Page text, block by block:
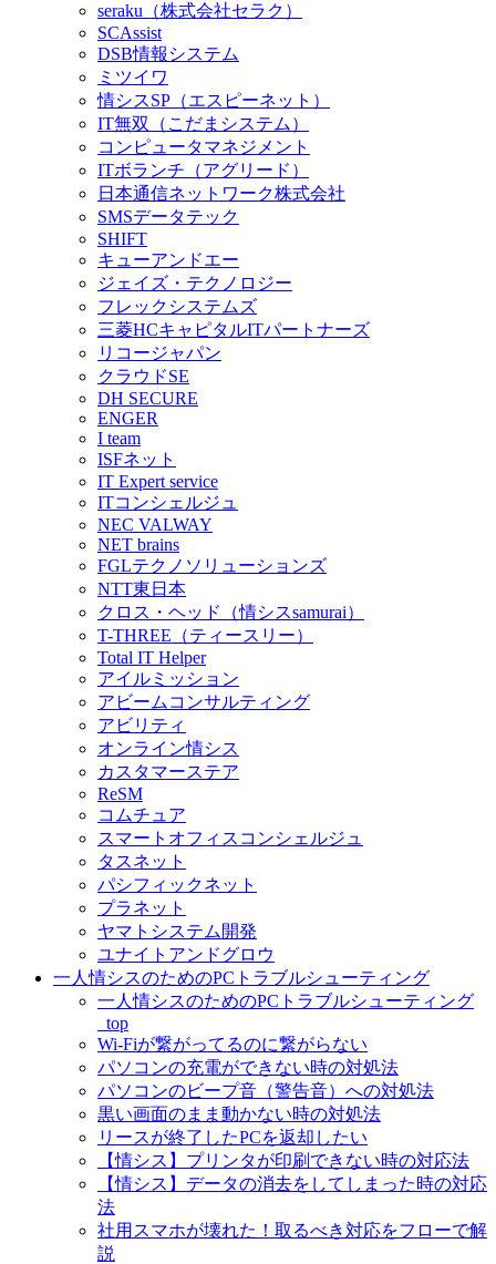
seraku（株式会社セラク）
SCAssist
DSB情報システム
ミツイワ
情シスSP（エスピーネット）
IT無双（こだまシステム）
コンピュータマネジメント
ITボランチ（アグリード）
日本通信ネットワーク株式会社
SMSデータテック
SHIFT
キューアンドエー
ジェイズ・テクノロジー
フレックシステムズ
三菱HCキャピタルITパートナーズ
リコージャパン
クラウドSE
DH SECURE
ENGER
I team
ISFネット
IT Expert service
ITコンシェルジュ
NEC VALWAY
NET brains
FGLテクノソリューションズ
NTT東日本
クロス・ヘッド（情シスsamurai）
T-THREE（ティースリー）
Total IT Helper
アイルミッション
アビームコンサルティング
アビリティ
オンライン情シス
カスタマーステア
ReSM
コムチュア
スマートオフィスコンシェルジュ
タスネット
パシフィックネット
プラネット
ヤマトシステム開発
ユナイトアンドグロウ
一人情シスのためのPCトラブルシューティング
一人情シスのためのPCトラブルシューティング
_top
Wi-Fiが繋がってるのに繋がらない
パソコンの充電ができない時の対処法
パソコンのビープ音（警告音）への対処法
黒い画面のまま動かない時の対処法
リースが終了したPCを返却したい
【情シス】プリンタが印刷できない時の対応法
【情シス】データの消去をしてしまった時の対応
法
社用スマホが壊れた！取るべき対応をフローで解
説